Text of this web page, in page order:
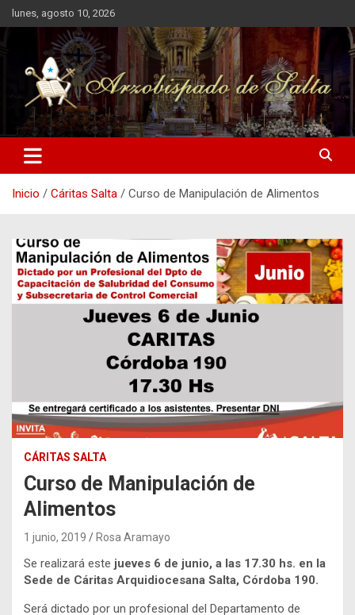
Saltar
al
contenido
lunes, agosto 10, 2026
Arzobispado de Salta
Arzobispado de Salta
Inicio Cáritas Salta Curso de Manipulación de Alimentos
CÁRITAS SALTA
Curso de Manipulación de
Alimentos
1 junio, 2019 Rosa Aramayo
Se realizará este jueves 6 de junio, a las 17.30 hs. en la
Sede de Cáritas Arquidiocesana Salta, Córdoba 190.
Será dictado por un profesional del Departamento de